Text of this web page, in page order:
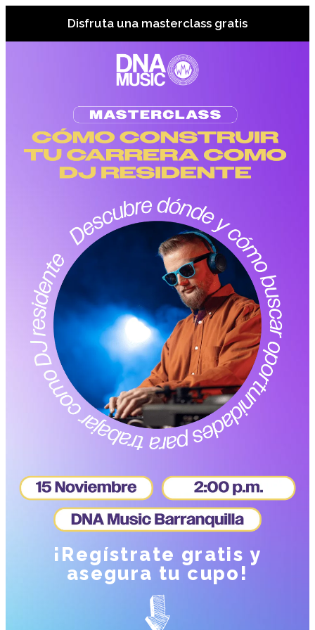
Disfruta una masterclass gratis
¡Regístrate gratis y
asegura tu cupo!